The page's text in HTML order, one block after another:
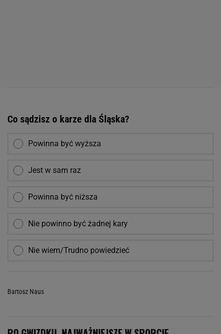
Co sądzisz o karze dla Śląska?
Powinna być wyższa
Jest w sam raz
Powinna być niższa
Nie powinno być żadnej kary
Nie wiem/Trudno powiedzieć
Bartosz Naus